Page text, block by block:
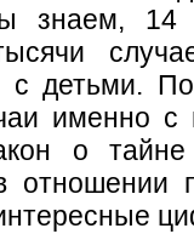
знаем, 14
с детьми.
именно
о
отношении